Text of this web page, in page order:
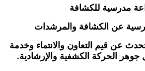
مدرسية للكشافة
عن الكشافة والمرشدات
عن قيم التعاون والانتماء وخدمة
جوهر الحركة الكشفية والإرشادية.